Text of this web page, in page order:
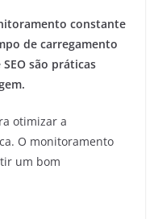
constante
de carregamento
são práticas
otimizar a
O monitoramento
um bom